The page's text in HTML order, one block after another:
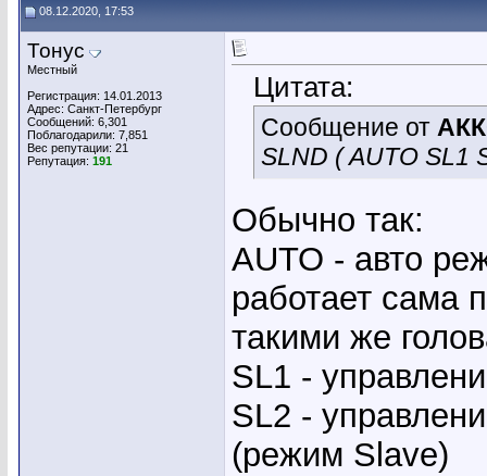
08.12.2020, 17:53
Тонус
Местный
Регистрация: 14.01.2013
Адрес: Санкт-Петербург
Сообщений: 6,301
Поблагодарили: 7,851
Вес репутации: 21
Репутация: 191
Цитата:
Сообщение от
SLND ( AUTO SL1
Обычно так:
AUTO - авто
работает сама
такими же
SL1 -
SL2 -
(режим Slave)